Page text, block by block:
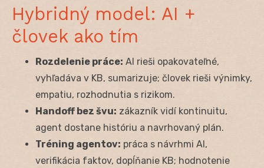
Hybridný model: AI +
človek ako tím
Rozdelenie práce: AI rieši opakovateľné,
vyhľadáva v KB, sumarizuje; človek rieši výnimky,
empatiu, rozhodnutia s rizikom.
Handoff bez švu: zákazník vidí kontinuitu,
agent dostane históriu a navrhovaný plán.
Tréning agentov: práca s návrhmi AI,
verifikácia faktov, dopĺňanie KB; hodnotenie